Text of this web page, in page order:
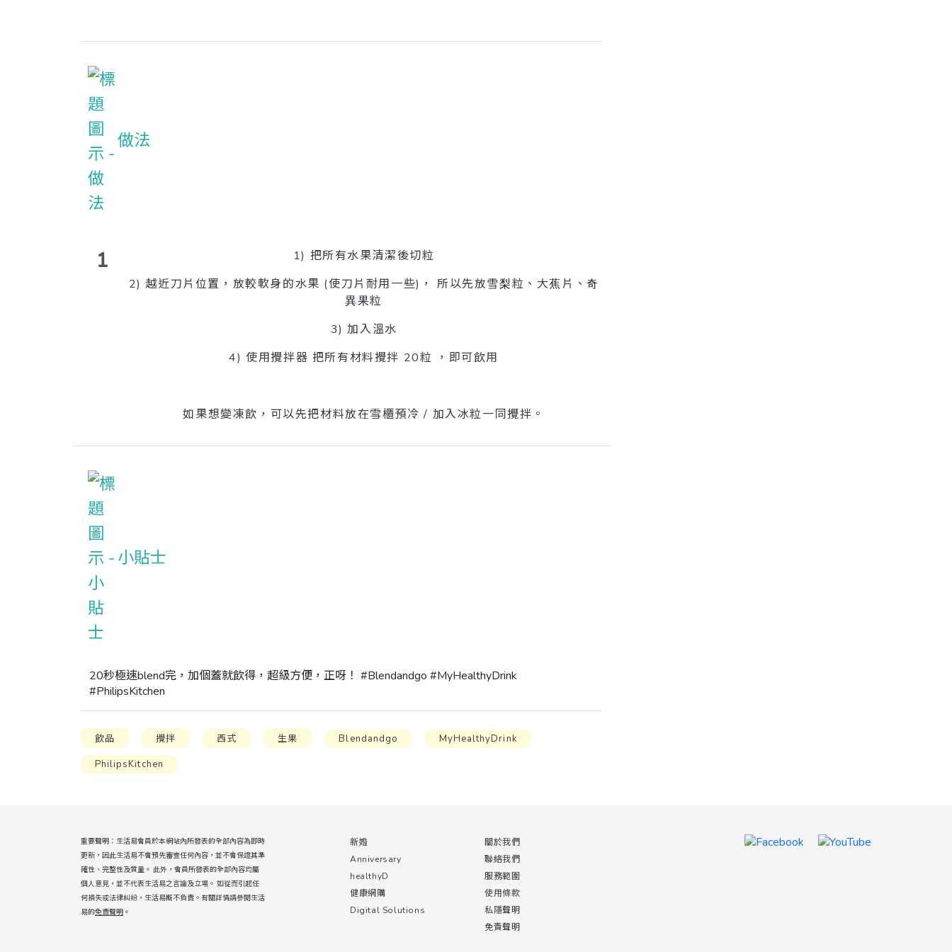
做法
1
1) 把所有水果清潔後切粒
2) 越近刀片位置，放較軟身的水果 (使刀片耐用一些)， 所以先放雪梨粒、大蕉片、奇
異果粒
3) 加入溫水
4) 使用攪拌器 把所有材料攪拌 20粒 ，即可飲用
如果想變凍飲，可以先把材料放在雪櫃預冷 / 加入冰粒一同攪拌。
小貼士
20秒極速blend完，加個蓋就飲得，超級方便，正呀！ #Blendandgo #MyHealthyDrink
#PhilipsKitchen
飲品 攪拌 西式 生果 Blendandgo
MyHealthyDrink
PhilipsKitchen
新婚
Anniversary
healthyD
健康網購
Digital Solutions
關於我們
聯絡我們
服務範圍
使用條款
私隱聲明
免責聲明
重要聲明：生活易會員於本網站內所發表的全部內容為即時
更新，因此生活易不會預先審查任何內容，並不會保證其準
確性、完整性及質量。 此外，會員所發表的全部內容均屬
個人意見，並不代表生活易之言論及立場。 如從而引起任
何損失或法律糾紛，生活易概不負責。有關詳情請參閱生活
易的免責聲明 。